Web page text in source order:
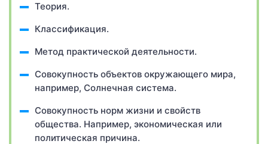
Теория.
Классификация.
Метод практической деятельности.
Совокупность объектов окружающего мира,
например, Солнечная система.
Совокупность норм жизни и свойств
общества. Например, экономическая или
политическая причина.